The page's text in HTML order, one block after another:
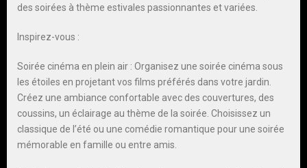
des soirées à thème estivales passionnantes et variées.
Inspirez-vous :
Soirée cinéma en plein air : Organisez une soirée cinéma sous
les étoiles en projetant vos films préférés dans votre jardin.
Créez une ambiance confortable avec des couvertures, des
coussins, un éclairage au thème de la soirée. Choisissez un
classique de l’été ou une comédie romantique pour une soirée
mémorable en famille ou entre amis.